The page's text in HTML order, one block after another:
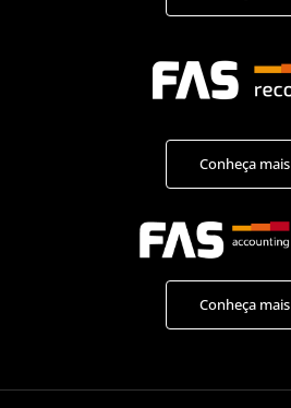
Conheça mais
Conheça mais